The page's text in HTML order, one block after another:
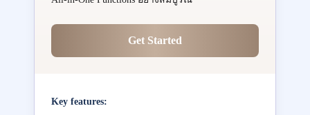
Get Started
Key features: